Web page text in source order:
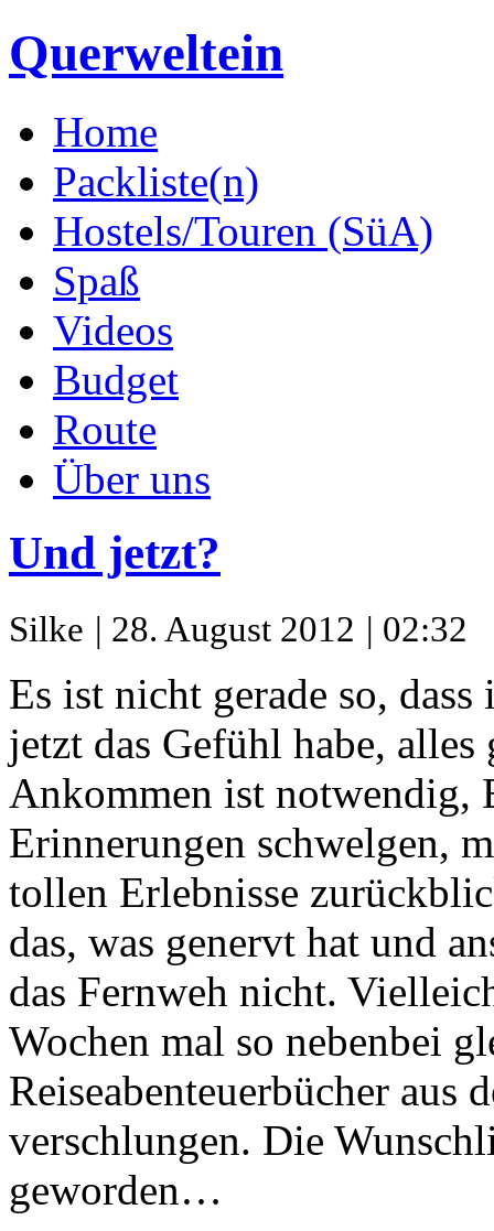
Querweltein
Home
Packliste(n)
Hostels/Touren (SüA)
Spaß
Videos
Budget
Route
Über uns
Und jetzt?
Silke | 28. August 2012 | 02:32
Es ist nicht gerade so,
jetzt das Gefühl habe,
Ankommen ist notwendig,
Erinnerungen schwelgen,
tollen Erlebnisse
das, was genervt hat und
das Fernweh nicht.
Wochen mal so nebenbei
Reiseabenteuerbücher aus
verschlungen. Die
geworden…